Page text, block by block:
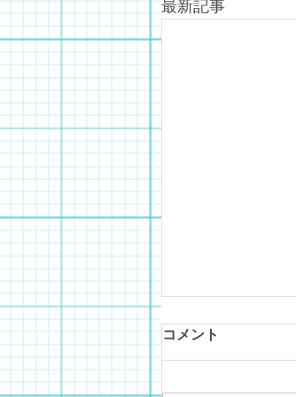
最新記事
コメント